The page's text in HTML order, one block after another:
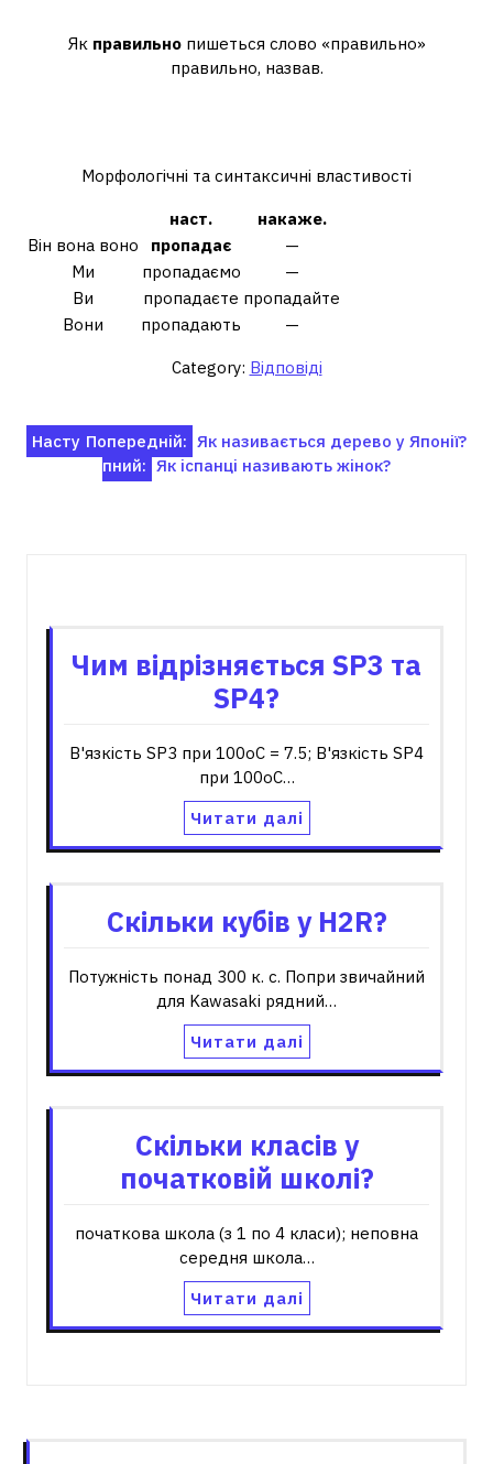
Як правильнопишеться слово «правильно»
правильно, назвав.
Морфологічні та синтаксичні властивості
наст.
накаже.
Він вона воно
пропадає
—
Ми
пропадаємо
—
Ви
пропадаєте пропадайте
Вони
пропадають —
Category: Відповіді
Навігація
записів
Попередній: Як називається дерево у Японії?
Насту
пний: Як іспанці називають жінок?
Чим відрізняється SP3 та
SP4?
В'язкість SP3 при 100оС = 7.5; В'язкість SP4
при 100оС…
Читати далі
Скільки кубів у H2R?
Потужність понад 300 к. с. Попри звичайний
для Kawasaki рядний…
Читати далі
Скільки класів у
початковій школі?
початкова школа (з 1 по 4 класи); неповна
середня школа…
Читати далі